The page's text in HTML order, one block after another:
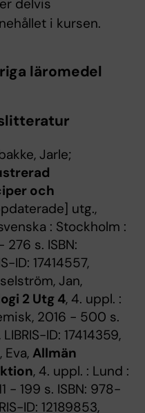
delvis
i kursen.
läromedel
Jarle;
och
utg.,
: Stockholm :
s. ISBN:
ID: 17414557,
Jan,
2 Utg 4, 4. uppl. :
2016 - 500 s.
ID: 17414359,
Allmän
, 4. uppl. : Lund :
- 199 s. ISBN: 978-
ID: 12189853,